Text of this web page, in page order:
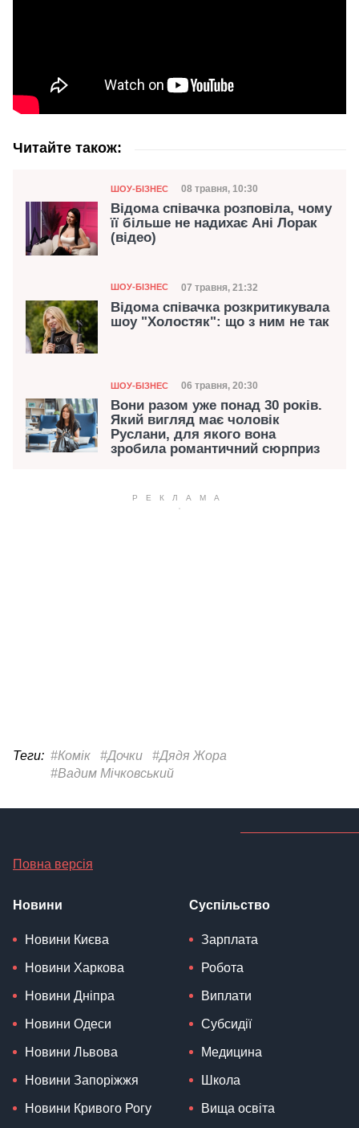
Читайте також:
Категорія
ШОУ-БІЗНЕС Дата публікації
08 травня, 10:30
Відома співачка розповіла, чому
її більше не надихає Ані Лорак
(відео)
Категорія
ШОУ-БІЗНЕС Дата публікації
07 травня, 21:32
Відома співачка розкритикувала
шоу "Холостяк": що з ним не так
Категорія
ШОУ-БІЗНЕС Дата публікації
06 травня, 20:30
Вони разом уже понад 30 років.
Який вигляд має чоловік
Руслани, для якого вона
зробила романтичний сюрприз
Теги: #Комік #Дочки
#Дядя Жора
#Вадим Мічковський
Повна версія
Новини
Новини Києва
Новини Харкова
Новини Дніпра
Новини Одеси
Новини Львова
Новини Запоріжжя
Новини Кривого Рогу
Суспільство
Зарплата
Робота
Виплати
Субсидії
Медицина
Школа
Вища освіта